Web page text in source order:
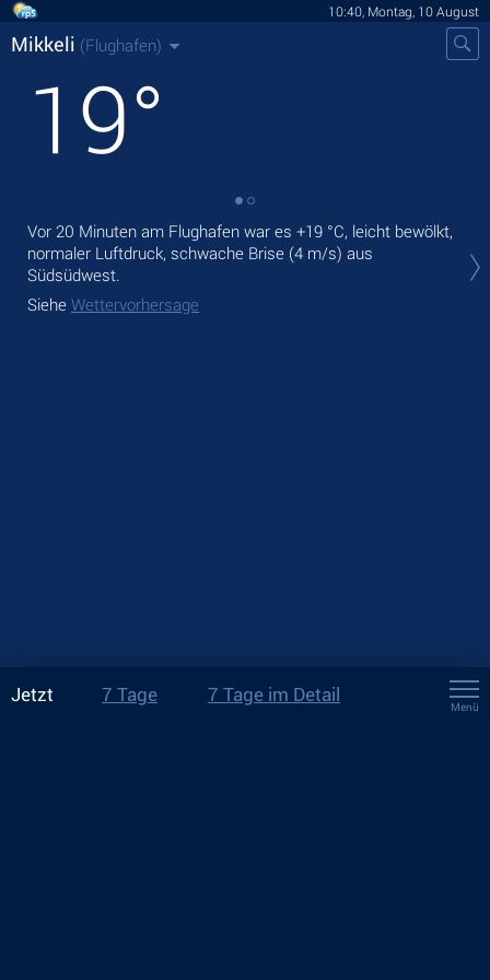
10:40, Montag, 10 August
Mikkeli (Flughafen)
19°
Vor 20 Minuten am Flughafen war es +19 °C, leicht bewölkt,
normaler Luftdruck, schwache Brise (4 m/s) aus
Südsüdwest.
Siehe Wettervorhersage
Jetzt 7 Tage 7 Tage im Detail
Menü